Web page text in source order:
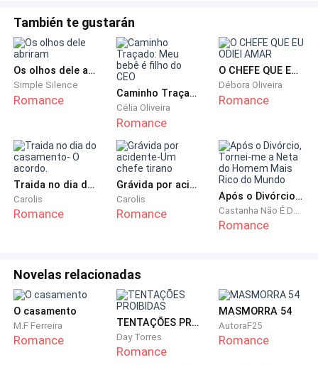
Esteja pronta.
Eu assinto para a mulher e me levanto.
Saturada era meu nome do meio. Já tinha dias que eu
trabalhava direto e mal conseguia dormir. Tudo o que
Faço meu caminho para a parte de trás do bar, que era
onde ficava a nossa cozinha e saúdo Julieta.
essa parte.
— Não... eu... eu não posso aceitar, minha filha.
— Juli, você é a que menos ganha aqui e eu a que
También te gustarán
Os olhos dele abriram
Simple Silence
Romance Caminho Traçado: Meu bebê é filho do CEO
Célia Oliveira
Romance
O CHEFE QUE EU ODIEI AMAR
Débora Oliveira
Romance
Traida no dia do casamento- O acordo.
Carolis
Romance
Grávida por acidente-Um chefe tirano
Carolis
Romance
Após o Divórcio, Tornei-me a Neta do Homem Mais Rico do Mundo
Castanha Não É Doce
Romance
Novelas relacionadas
O casamento
M.F Ferreira
Romance
TENTAÇÕES PROIBIDAS
Day Torres
Romance
MASMORRA 54
AutoraF25
Romance